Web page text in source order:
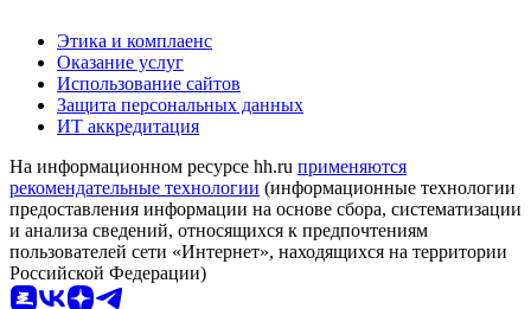
Этика и комплаенс
Оказание услуг
Использование сайтов
Защита персональных данных
ИТ аккредитация
На информационном ресурсе hh.ru применяются
рекомендательные технологии (информационные технологии
предоставления информации на основе сбора, систематизации
и анализа сведений, относящихся к предпочтениям
пользователей сети «Интернет», находящихся на территории
Российской Федерации)